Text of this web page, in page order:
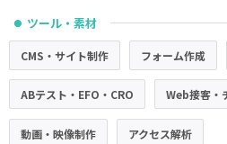
● ツール・素材
CMS・サイト制作 フォーム作成
ABテスト・EFO・CRO Web接客・
動画・映像制作 アクセス解析